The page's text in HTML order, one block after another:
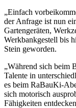
„Einfach
der Anfrage ist nun
Gartengeräten,
Werkbankgestell bis
Stein geworden.
„Während sich beim
Talente in
es beim RaBauKi-
sich motorisch
Fähigkeiten